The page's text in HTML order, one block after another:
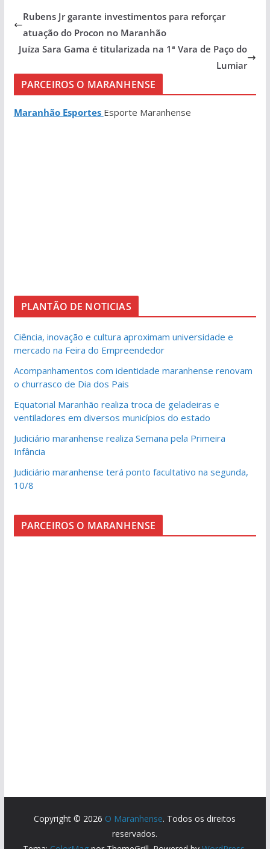
Rubens Jr garante investimentos para reforçar
atuação do Procon no Maranhão
Juíza Sara Gama é titularizada na 1ª Vara de Paço do
Lumiar
PARCEIROS O MARANHENSE
Maranhão Esportes Esporte Maranhense
PLANTÃO DE NOTICIAS
Ciência, inovação e cultura aproximam universidade e
mercado na Feira do Empreendedor
Acompanhamentos com identidade maranhense renovam
o churrasco de Dia dos Pais
Equatorial Maranhão realiza troca de geladeiras e
ventiladores em diversos municípios do estado
Judiciário maranhense realiza Semana pela Primeira
Infância
Judiciário maranhense terá ponto facultativo na segunda,
10/8
PARCEIROS O MARANHENSE
Copyright © 2026 O Maranhense. Todos os direitos
reservados.